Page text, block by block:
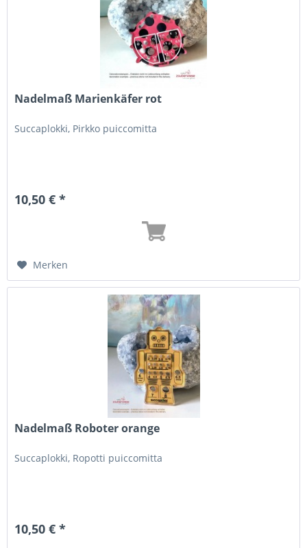
Nadelmaß Marienkäfer rot
Succaplokki, Pirkko puiccomitta
10,50 € *
Merken
Nadelmaß Roboter orange
Succaplokki, Ropotti puiccomitta
10,50 € *